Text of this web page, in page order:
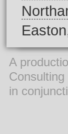
A
Consulting
in